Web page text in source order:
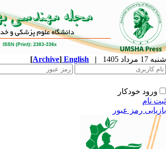
شنبه 17 مرداد 1405 |
English
[Archive]
ورود خودکار
ثبت نام
بازیابی رمز عبور